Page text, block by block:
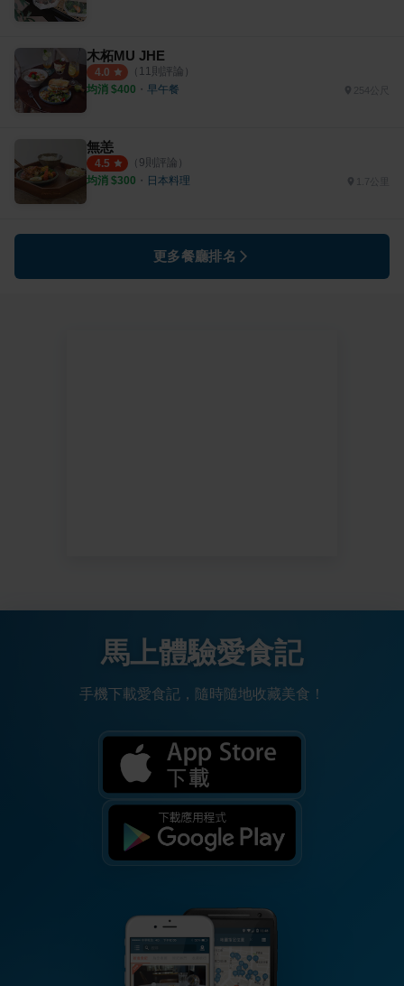
木柘MU JHE
4.0 （ 11則評論）
均消 $400 ・ 早午餐 254公尺
無恙
4.5 （ 9則評論）
均消 $300 ・ 日本料理
更多餐廳排名
馬上體驗愛食記
手機下載愛食記，隨時隨地收藏美食！